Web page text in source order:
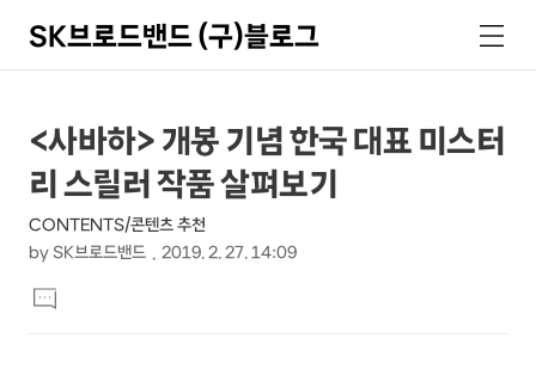
SK브로드밴드 (구)블로그
색
메
뉴
상
세
컨
텐
츠
본
문
제
목
<사바하> 개봉 기념 한국 대표 미스터
리 스릴러 작품 살펴보기
CONTENTS/콘텐츠 추천
by SK브로드밴드 2019. 2. 27. 14:09
문
댓
글